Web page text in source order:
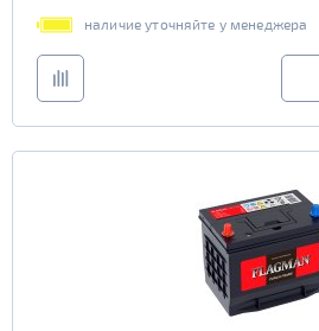
наличие уточняйте у менеджера